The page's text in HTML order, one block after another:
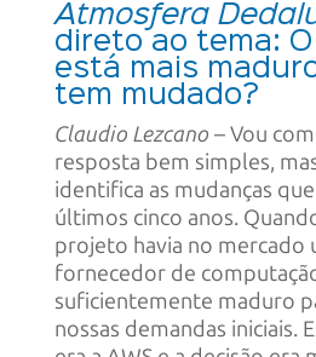
Atmosfera
direto ao tema:
está mais
tem mudado?
Claudio Lezcano – Vou
resposta bem simples,
identifica as mudanças
últimos cinco anos.
projeto havia no mercado
fornecedor de
suficientemente maduro
nossas demandas iniciais.